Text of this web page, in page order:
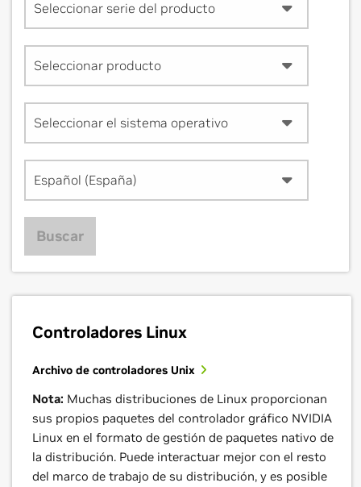
Seleccionar serie del producto
Seleccionar producto
Seleccionar el sistema operativo
Español (España)
Buscar
Controladores Linux
Archivo de controladores Unix
Nota: Muchas distribuciones de Linux proporcionan
sus propios paquetes del controlador gráfico NVIDIA
Linux en el formato de gestión de paquetes nativo de
la distribución. Puede interactuar mejor con el resto
del marco de trabajo de su distribución, y es posible